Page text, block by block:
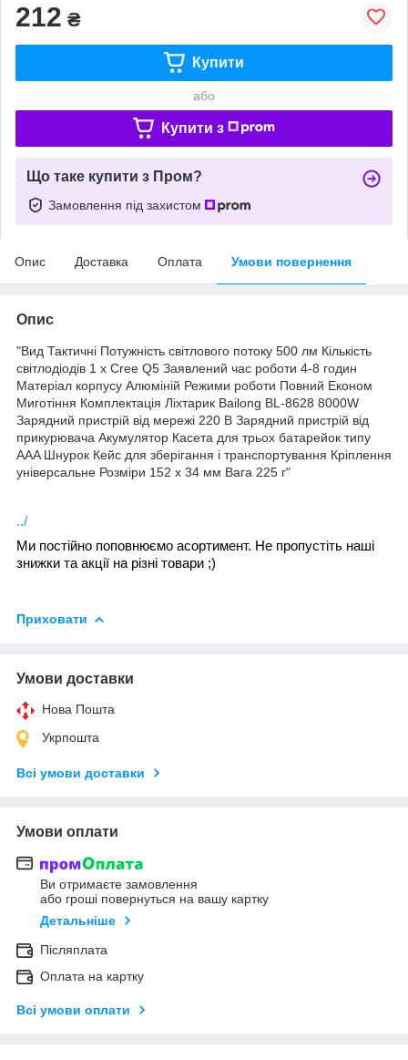
212 ₴
Купити
або
Купити з
Що таке купити з Пром?
Замовлення під захистом
Опис Доставка Оплата Умови повернення
Опис
"Вид Тактичні Потужність світлового потоку 500 лм Кількість
світлодіодів 1 x Cree Q5 Заявлений час роботи 4-8 годин
Матеріал корпусу Алюміній Режими роботи Повний Економ
Миготіння Комплектація Ліхтарик Bailong BL-8628 8000W
Зарядний пристрій від мережі 220 В Зарядний пристрій від
прикурювача Акумулятор Касета для трьох батарейок типу
AAA Шнурок Кейс для зберігання і транспортування Кріплення
універсальне Розміри 152 x 34 мм Вага 225 г"
../
Ми постійно поповнюємо асортимент. Не пропустіть наші
знижки та акції на різні товари ;)
Приховати
Умови доставки
Нова Пошта
Укрпошта
Всі умови доставки
Умови оплати
Ви отримаєте замовлення
або гроші повернуться на вашу картку
Детальніше
Післяплата
Оплата на картку
Всі умови оплати